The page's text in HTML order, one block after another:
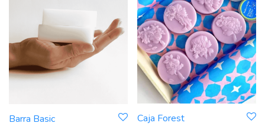
Barra Basic Caja Forest